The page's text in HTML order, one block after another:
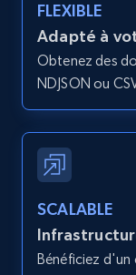
URL, Domain,
Sku, Product
and more.
2.1K+
URL, Product
Reviews
price, and
FLEXIBLE
Adapté à
Obtenez des
NDJSON ou
SCALABLE
Bénéficiez